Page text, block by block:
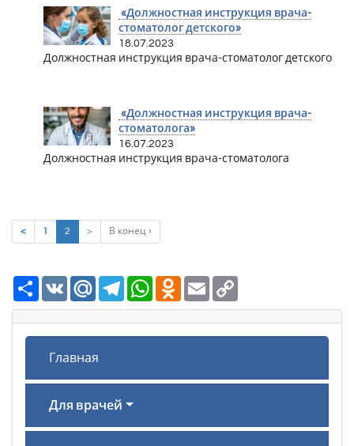
«Должностная инструкция врача-
стоматолог детского»
18.07.2023
Должностная инструкция врача-стоматолог детского
«Должностная инструкция врача-
стоматолога»
16.07.2023
Должностная инструкция врача-стоматолога
< 1 2 (current)
> В конец ›
РесурсVK Mail.Ru TelegramWhatsAppOdnoklassniki
Email
Главная
Для врачей